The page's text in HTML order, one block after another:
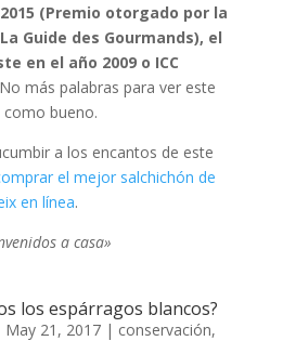
2015 (Premio otorgado por la
Guide des Gourmands), el
en el año 2009 o ICC
más palabras para ver este
bueno.
a los encantos de este
el mejor salchichón de
en línea.
a casa»
los espárragos blancos?
May 21, 2017| conservación,